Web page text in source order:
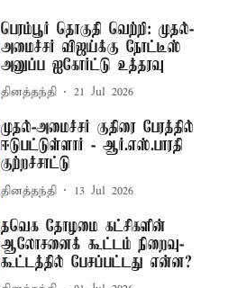
பெரம்பூர் தொகுதி வெற்றி: முதல்-
அமைச்சர் விஜய்க்கு நோட்டீஸ்
அனுப்ப ஐகோர்ட்டு உத்தரவு
தினத்தந்தி 21 Jul 2026
முதல்-அமைச்சர் குதிரை பேரத்தில்
ஈடுபட்டுள்ளார் - ஆர்.எஸ்.பாரதி
குற்றச்சாட்டு
தினத்தந்தி 13 Jul 2026
தவெக தோழமை கட்சிகளின்
ஆலோசனைக் கூட்டம் நிறைவு-
கூட்டத்தில் பேசப்பட்டது என்ன?